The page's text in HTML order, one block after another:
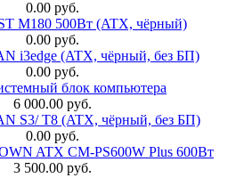
0.00 руб.
M180 500Вт (ATX, чёрный)
0.00 руб.
i3edge (ATX, чёрный, без БП)
0.00 руб.
блок компьютера
6 000.00 руб.
S3/ T8 (ATX, чёрный, без БП)
0.00 руб.
ATX CM-PS600W Plus 600Вт
3 500.00 руб.